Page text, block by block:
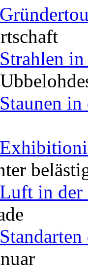
Strahlen
Staunen
Luft in der